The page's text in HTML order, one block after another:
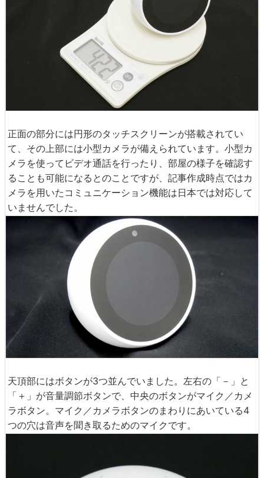
正面の部分には円形のタッチスクリーンが搭載されてい
て、その上部には小型カメラが備えられています。小型カ
メラを使ってビデオ通話を行ったり、部屋の様子を確認す
ることも可能になるとのことですが、記事作成時点ではカ
メラを用いたコミュニケーション機能は日本では対応して
いませんでした。
天頂部にはボタンが3つ並んでいました。左右の「－」と
「＋」が音量調節ボタンで、中央のボタンがマイク／カメ
ラボタン。マイク／カメラボタンのまわりにあいている4
つの穴は音声を聞き取るためのマイクです。